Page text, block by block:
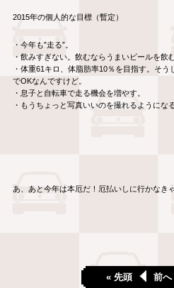
2015年の個人的な目標（暫定）
・今年も”走る”。
・飲みすぎない。飲むならうまいビールを飲む
・体重61キロ、体脂肪率10％を目指す。そ
でOKなんですけど。
・息子と自転車で走る機会を増やす。
・もうちょっと写真いいのを撮れるようになる
あ、あと今年は本厄だ！厄払いしに行かなきゃ
« 先頭 前へ